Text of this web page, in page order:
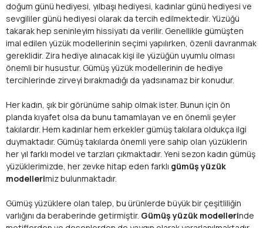
doğum günü hediyesi, yılbaşı hediyesi, kadınlar günü hediyesi ve
sevgililer günü hediyesi olarak da tercih edilmektedir. Yüzüğü
takarak hep seninleyim hissiyatı da verilir. Genellikle gümüşten
imal edilen yüzük modellerinin seçimi yapılırken, özenli davranmak
gereklidir. Zira hediye alınacak kişi ile yüzüğün uyumlu olması
önemli bir husustur. Gümüş yüzük modellerinin de hediye
tercihlerinde zirveyi bırakmadığı da yadsınamaz bir konudur.
Her kadın, şık bir görünüme sahip olmak ister. Bunun için ön
planda kıyafet olsa da bunu tamamlayan ve en önemli şeyler
takılardır. Hem kadınlar hem erkekler gümüş takılara oldukça ilgi
duymaktadır. Gümüş takılarda önemli yere sahip olan yüzüklerin
her yıl farklı model ve tarzları çıkmaktadır. Yeni sezon kadın gümüş
yüzüklerimizde, her zevke hitap eden farklı gümüş yüzük
modellerimiz bulunmaktadır.
Gümüş yüzüklere olan talep, bu ürünlerde büyük bir çeşitliliğin
varlığını da beraberinde getirmiştir. Gümüş yüzük modellerinde